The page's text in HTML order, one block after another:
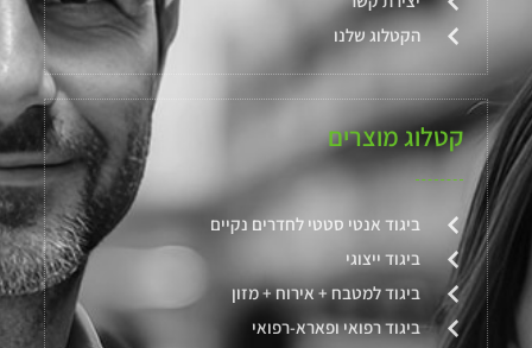
הקטלוג שלנו
קטלוג מוצרים
ביגוד אנטי סטטי לחדרים נקיים
ביגוד ייצוגי
ביגוד למטבח + אירוח + מזון
ביגוד רפואי ופארא-רפואי